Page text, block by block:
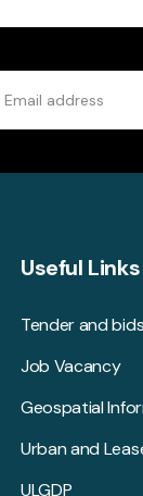
Useful Links
Tender and bids
Job Vacancy
Geospatial
Urban and
ULGDP